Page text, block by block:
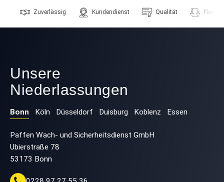
Zuverlässig Kundendienst Qualität
Unsere
Niederlassungen
Bonn Köln Düsseldorf Duisburg Koblenz Essen
Paffen Wach- und Sicherheitsdienst GmbH
Ubierstraße 78
53173 Bonn